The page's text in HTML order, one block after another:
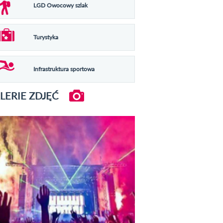
LGD Owocowy szlak
Turystyka
Infrastruktura sportowa
ZDJĘĆ